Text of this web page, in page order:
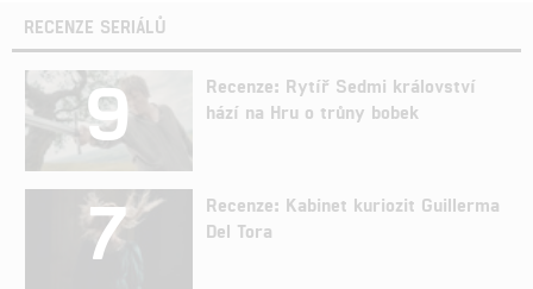
RECENZE SERIÁLŮ
9
Recenze: Rytíř Sedmi království
hází na Hru o trůny bobek
7
Recenze: Kabinet kuriozit Guillerma
Del Tora